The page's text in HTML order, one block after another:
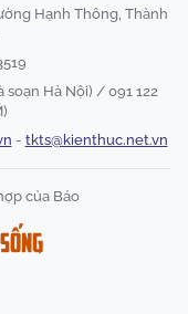
Hạnh Thông, Thành
soạn Hà Nội) / 091 122
- tkts@kienthuc.net.vn
của Báo